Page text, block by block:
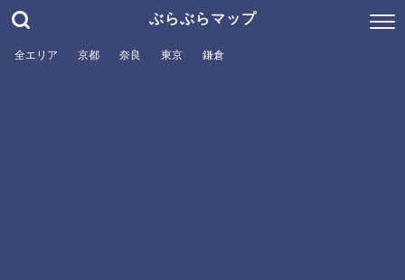
ぶらぶらマップ
全エリア 京都 奈良 東京 鎌倉